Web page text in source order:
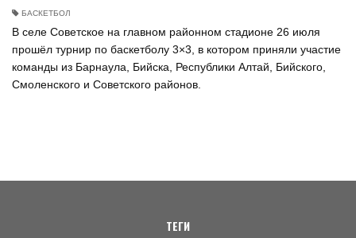
БАСКЕТБОЛ
В селе Советское на главном районном стадионе 26 июля
прошёл турнир по баскетболу 3×3, в котором приняли участие
команды из Барнаула, Бийска, Республики Алтай, Бийского,
Смоленского и Советского районов.
ТЕГИ